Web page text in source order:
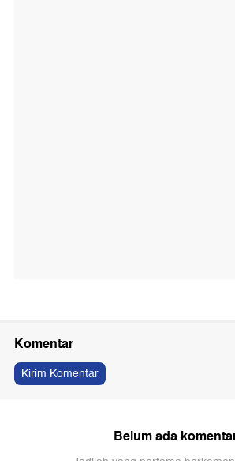
Komentar
Kirim Komentar
Belum ada